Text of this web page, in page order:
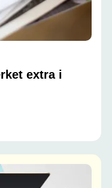
extra i